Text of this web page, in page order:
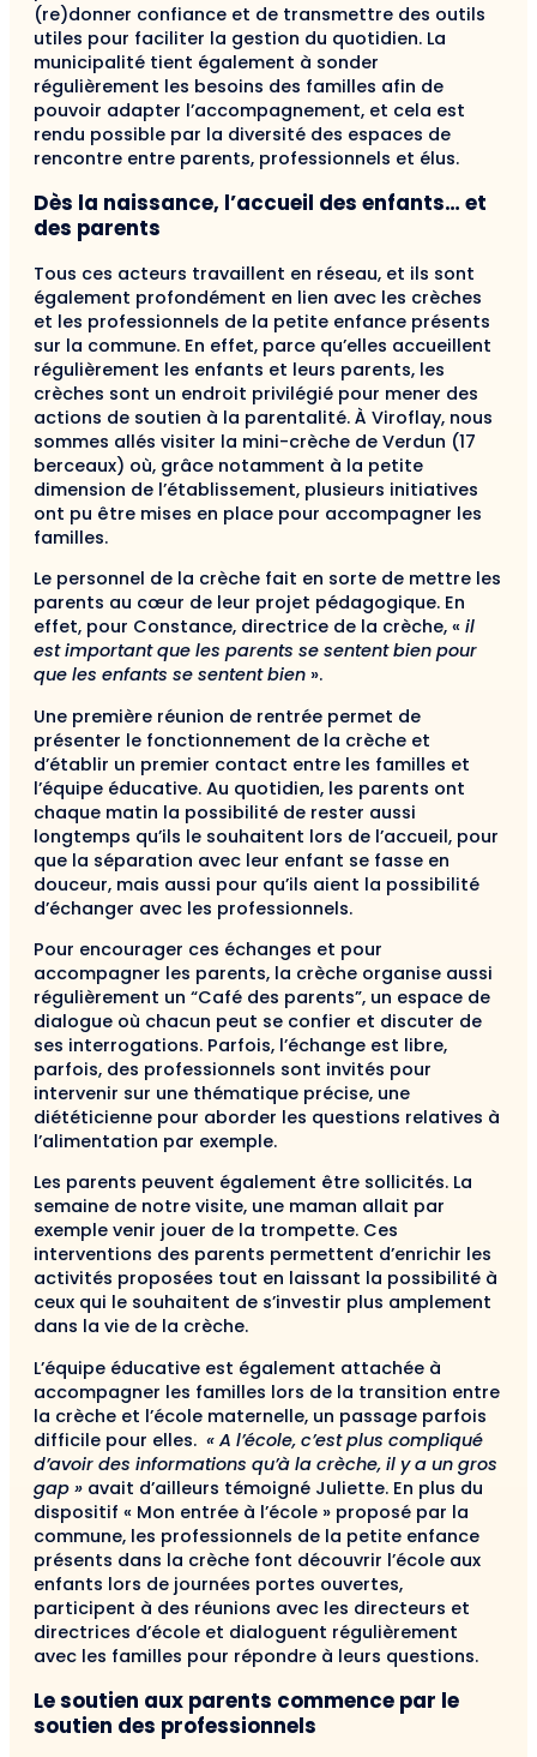
(re)donner confiance et de transmettre des outils
utiles pour faciliter la gestion du quotidien. La
municipalité tient également à sonder
régulièrement les besoins des familles afin de
pouvoir adapter l’accompagnement, et cela est
rendu possible par la diversité des espaces de
rencontre entre parents, professionnels et élus.
Dès la naissance, l’accueil des enfants… et
des parents
Tous ces acteurs travaillent en réseau, et ils sont
également profondément en lien avec les crèches
et les professionnels de la petite enfance présents
sur la commune. En effet, parce qu’elles accueillent
régulièrement les enfants et leurs parents, les
crèches sont un endroit privilégié pour mener des
actions de soutien à la parentalité. À Viroflay, nous
sommes allés visiter la mini-crèche de Verdun (17
berceaux) où, grâce notamment à la petite
dimension de l’établissement, plusieurs initiatives
ont pu être mises en place pour accompagner les
familles.
Le personnel de la crèche fait en sorte de mettre les
parents au cœur de leur projet pédagogique. En
effet, pour Constance, directrice de la crèche, « il
est important que les parents se sentent bien pour
que les enfants se sentent bien ».
Une première réunion de rentrée permet de
présenter le fonctionnement de la crèche et
d’établir un premier contact entre les familles et
l’équipe éducative. Au quotidien, les parents ont
chaque matin la possibilité de rester aussi
longtemps qu’ils le souhaitent lors de l’accueil, pour
que la séparation avec leur enfant se fasse en
douceur, mais aussi pour qu’ils aient la possibilité
d’échanger avec les professionnels.
Pour encourager ces échanges et pour
accompagner les parents, la crèche organise aussi
régulièrement un “Café des parents”, un espace de
dialogue où chacun peut se confier et discuter de
ses interrogations. Parfois, l’échange est libre,
parfois, des professionnels sont invités pour
intervenir sur une thématique précise, une
diététicienne pour aborder les questions relatives à
l’alimentation par exemple.
Les parents peuvent également être sollicités. La
semaine de notre visite, une maman allait par
exemple venir jouer de la trompette. Ces
interventions des parents permettent d’enrichir les
activités proposées tout en laissant la possibilité à
ceux qui le souhaitent de s’investir plus amplement
dans la vie de la crèche.
L’équipe éducative est également attachée à
accompagner les familles lors de la transition entre
la crèche et l’école maternelle, un passage parfois
difficile pour elles. « A l’école, c’est plus compliqué
d’avoir des informations qu’à la crèche, il y a un gros
gap » avait d’ailleurs témoigné Juliette. En plus du
dispositif « Mon entrée à l’école » proposé par la
commune, les professionnels de la petite enfance
présents dans la crèche font découvrir l’école aux
enfants lors de journées portes ouvertes,
participent à des réunions avec les directeurs et
directrices d’école et dialoguent régulièrement
avec les familles pour répondre à leurs questions.
Le soutien aux parents commence par le
soutien des professionnels